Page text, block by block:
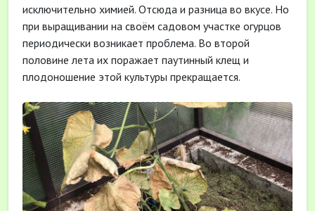
исключительно химией. Отсюда и разница во вкусе. Но
при выращивании на своём садовом участке огурцов
периодически возникает проблема. Во второй
половине лета их поражает паутинный клещ и
плодоношение этой культуры прекращается.